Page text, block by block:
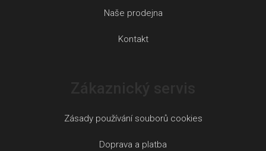
Naše prodejna
Kontakt
Zásady používání souborů cookies
Doprava a platba